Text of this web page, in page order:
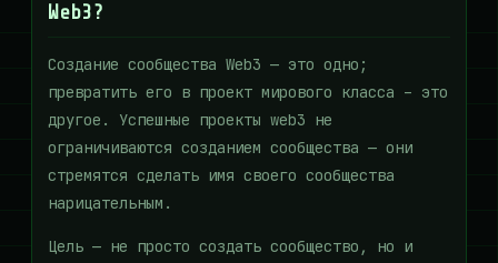
Web3?
Создание сообщества Web3 — это одно;
превратить его в проект мирового класса – это
другое. Успешные проекты web3 не
ограничиваются созданием сообщества — они
стремятся сделать имя своего сообщества
нарицательным.
Цель — не просто создать сообщество, но и